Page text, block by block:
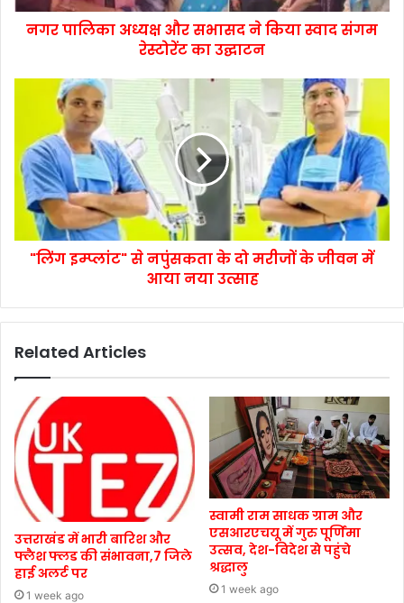
नगर पालिका अध्यक्ष और सभासद ने किया स्वाद संगम
रेस्टोरेंट का उद्घाटन
"लिंग इम्प्लांट" से नपुंसकता के दो मरीजों के जीवन में
आया नया उत्साह
Related Articles
उत्तराखंड में भारी बारिश और
फ्लैश फ्लड की संभावना,7 जिले
हाई अलर्ट पर
1 week ago
स्वामी राम साधक ग्राम और
एसआरएचयू में गुरु पूर्णिमा
उत्सव, देश-विदेश से पहुंचे
श्रद्धालु
1 week ago